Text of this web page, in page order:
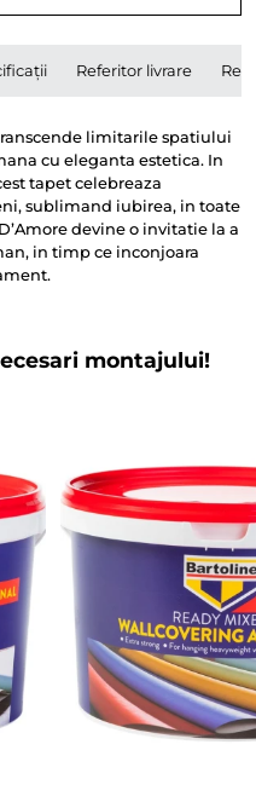
Referitor livrare
limitarile spatiului
cu eleganta estetica. In
tapet celebreaza
sublimand iubirea, in toate
devine o invitatie la a
in timp ce inconjoara
montajului!